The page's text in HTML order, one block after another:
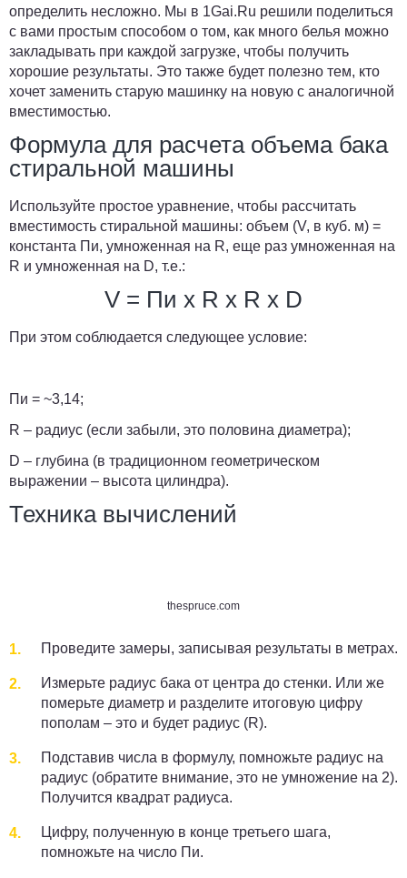
определить несложно. Мы в 1Gai.Ru решили поделиться
с вами простым способом о том, как много белья можно
закладывать при каждой загрузке, чтобы получить
хорошие результаты. Это также будет полезно тем, кто
хочет заменить старую машинку на новую с аналогичной
вместимостью.
Формула для расчета объема бака
стиральной машины
Используйте простое уравнение, чтобы рассчитать
вместимость стиральной машины: объем (V, в куб. м) =
константа Пи, умноженная на R, еще раз умноженная на
R и умноженная на D, т.е.:
V = Пи х R х R х D
При этом соблюдается следующее условие:
Пи = ~3,14;
R – радиус (если забыли, это половина диаметра);
D – глубина (в традиционном геометрическом
выражении – высота цилиндра).
Техника вычислений
thespruce.com
Проведите замеры, записывая результаты в метрах.
Измерьте радиус бака от центра до стенки. Или же
померьте диаметр и разделите итоговую цифру
пополам – это и будет радиус (R).
Подставив числа в формулу, помножьте радиус на
радиус (обратите внимание, это не умножение на 2).
Получится квадрат радиуса.
Цифру, полученную в конце третьего шага,
помножьте на число Пи.